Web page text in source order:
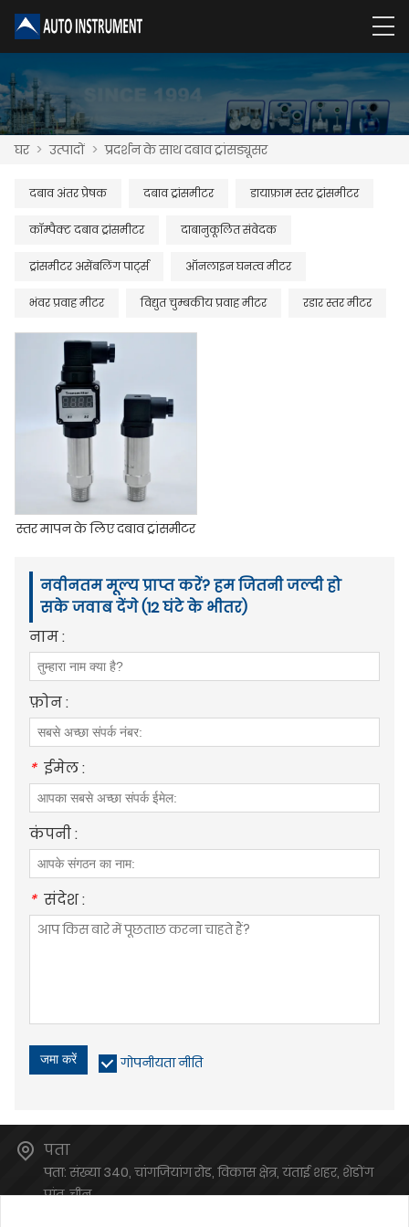
घर > उत्पादों > प्रदर्शन के साथ दबाव ट्रांसड्यूसर
दबाव अंतर प्रेषक दबाव ट्रांसमीटर डायाफ्राम स्तर ट्रांसमीटर
कॉम्पैक्ट दबाव ट्रांसमीटर दाबानुकूलित संवेदक
ट्रांसमीटर असेंबलिंग पार्ट्स ऑनलाइन घनत्व मीटर
भंवर प्रवाह मीटर विद्युत चुम्बकीय प्रवाह मीटर रडार स्तर मीटर
स्तर मापन के लिए दबाव ट्रांसमीटर
नवीनतम मूल्य प्राप्त करें? हम जितनी जल्दी हो
सके जवाब देंगे (12 घंटे के भीतर)
नाम :
फ़ोन :
* ईमेल :
कंपनी :
* संदेश :
जमा करें गोपनीयता नीति
पता
पता: संख्या 340, चांगजियांग रोड, विकास क्षेत्र, यंताई शहर, शेडोंग
प्रांत, चीन